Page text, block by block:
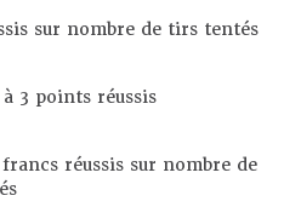
sur nombre de tirs tentés
3 points réussis
réussis sur nombre de